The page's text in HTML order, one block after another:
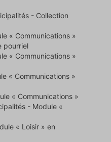
- Collection
« Communications »
pourriel
« Communications »
« Communications »
« Communications »
- Module «
« Loisir » en